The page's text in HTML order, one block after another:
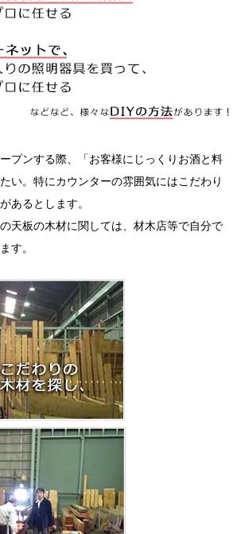
プンする際、「お客様にじっくりお酒と料
い。特にカウンターの雰囲気にはこだわり
あるとします。
天板の木材に関しては、材木店等で自分で
す。